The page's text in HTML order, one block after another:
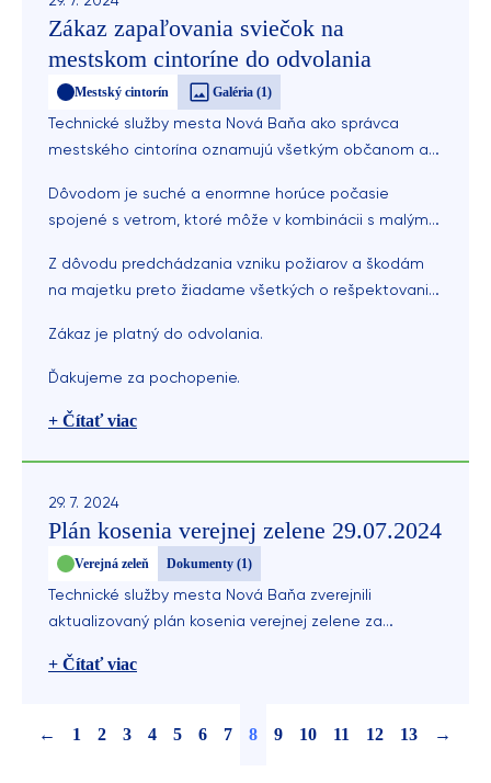
Zákaz zapaľovania sviečok na
mestskom cintoríne do odvolania
Mestský cintorín Galéria (1)
Technické služby mesta Nová Baňa ako správca
mestského cintorína oznamujú všetkým občanom a
zapaľovania sviečok a kahancov v rámci celého
areálu mestského cintorína.
Dôvodom je suché a enormne horúce počasie
spojené s vetrom, ktoré môže v kombinácii s malým
na hroboch a ostatnom majetku.
Z dôvodu predchádzania vzniku požiarov a škodám
na majetku preto žiadame všetkých o rešpektovanie
Zákaz je platný do odvolania.
Ďakujeme za pochopenie.
+ Čítať viac
29. 7. 2024
Plán kosenia verejnej zelene 29.07.2024
Verejná zeleň Dokumenty (1)
Technické služby mesta Nová Baňa zverejnili
aktualizovaný plán kosenia verejnej zelene za
+ Čítať viac
← 1 2 3 4 5 6 7 8 9 10 11 12 13 →